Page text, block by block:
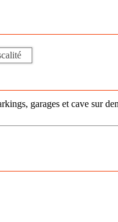
garages et cave sur